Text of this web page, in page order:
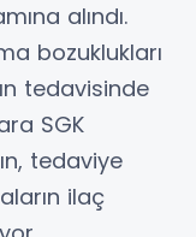
alındı.
bozuklukları
tedavisinde
SGK
tedaviye
ilaç